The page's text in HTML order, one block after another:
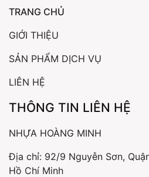
TRANG CHỦ
GIỚI THIỆU
SẢN PHẨM DỊCH VỤ
LIÊN HỆ
THÔNG TIN LIÊN HỆ
NHỰA HOÀNG MINH
Địa chỉ: 92/9 Nguyễn Sơn,
Hồ Chí Minh